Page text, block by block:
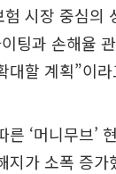
시장 중심의
팅과 손해율
대할 계획”이
‘머니무브’
지가 소폭 증가